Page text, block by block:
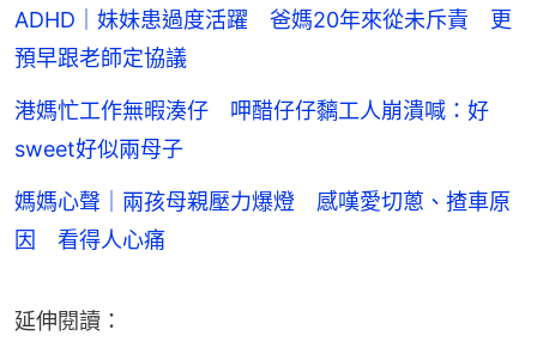
ADHD｜妹妹患過度活躍 爸媽20年來從未斥責 更
預早跟老師定協議
港媽忙工作無暇湊仔 呷醋仔仔黐工人崩潰喊：好
sweet好似兩母子
媽媽心聲｜兩孩母親壓力爆燈 感嘆愛切蔥、揸車原
因 看得人心痛
延伸閱讀：